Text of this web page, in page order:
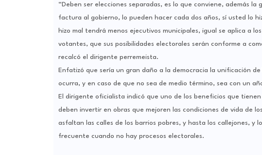
“Deben ser elecciones separadas, es lo que conviene, además
factura al gobierno, lo pueden hacer cada dos años, sí usted lo
hizo mal tendrá menos ejecutivos municipales, igual se aplica a
votantes, que sus posibilidades electorales serán conforme a
recalcó el dirigente perremeista.
Enfatizó que sería un gran daño a la democracia la unificación
ocurra, y en caso de que no sea de medio término, sea con un
El dirigente oficialista indicó que uno de los beneficios que
deben invertir en obras que mejoren las condiciones de vida de
asfaltan las calles de los barrios pobres, y hasta los callejones, y
frecuente cuando no hay procesos electorales.